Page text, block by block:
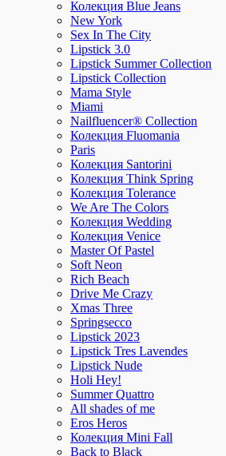
Колекция Blue Jeans
New York
Sex In The City
Lipstick 3.0
Lipstick Summer Collection
Lipstick Collection
Mama Style
Miami
Nailfluencer® Collection
Колекция Fluomania
Paris
Колекция Santorini
Колекция Think Spring
Колекция Tolerance
We Are The Colors
Колекция Wedding
Колекция Venice
Master Of Pastel
Soft Neon
Rich Beach
Drive Me Crazy
Xmas Three
Springsecco
Lipstick 2023
Lipstick Tres Lavendes
Lipstick Nude
Holi Hey!
Summer Quattro
All shades of me
Eros Heros
Колекция Mini Fall
Back to Black